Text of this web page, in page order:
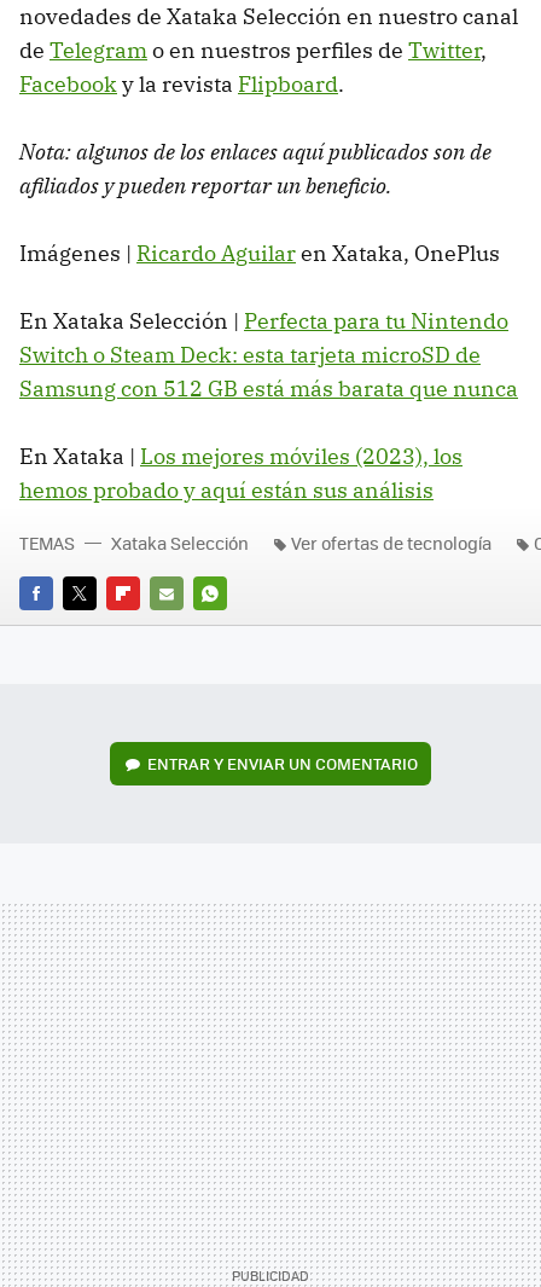
novedades de Xataka Selección en nuestro canal
de Telegramo en nuestros perfiles de Twitter,
Facebooky la revista Flipboard.
Nota: algunos de los enlaces aquí publicados son de
afiliados y pueden reportar un beneficio.
Imágenes | Ricardo Aguilaren Xataka, OnePlus
En Xataka Selección | Perfecta para tu Nintendo
Switch o Steam Deck: esta tarjeta microSD de
Samsung con 512 GB está más barata que nunca
En Xataka | Los mejores móviles (2023), los
hemos probado y aquí están sus análisis
FACEBOOK
TWITTERFLIPBOARD
E-
WHATSAPP
TEMAS Xataka Selección Ver ofertas de tecnología
ENTRAR Y ENVIAR UN COMENTARIO